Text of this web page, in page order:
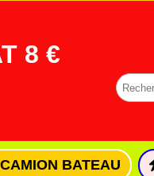
8 €
BATEAU